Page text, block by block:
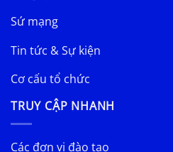
Sứ mạng
Tin tức & Sự kiện
Cơ cấu tổ chức
TRUY CẬP NHANH
Các đơn vị đào tạo